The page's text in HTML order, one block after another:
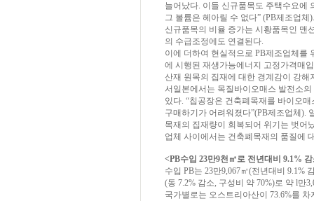
늘어났다. 이들 신규품목도 주택수요에
그 볼륨은 헤아릴 수 없다” (PB제조업
신규품목의 비율 증가는 시황품목인 맨
의 수급조정에도 연결된다.
이에 더하여 현실적으로 PB제조업체를
에 시행된 재생가능에너지 고정가격매
산재 원목의 집재에 대한 경계감이 강해
서일본에서는 목질바이오매스 발전소
있다. “칩공장은 건축폐목재를 바이오
구매하기가 어려워졌다”(PB제조업체).
목재의 집재량이 회복되어 위기는 벗어
업체 사이에서는 건축폐목재의 품질에
<PB수입 23만9천㎥로 전년대비 9.1%
수입 PB는 23만9,067㎥(전년대비 9.1%
(동 7.2% 감소, 구성비 약 70%)로 약 l만
국가별로는 오스트리아산이 73.6%를